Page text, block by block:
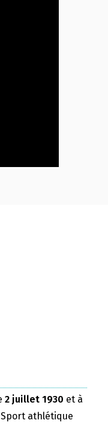
2 juillet 1930 et à
athlétique